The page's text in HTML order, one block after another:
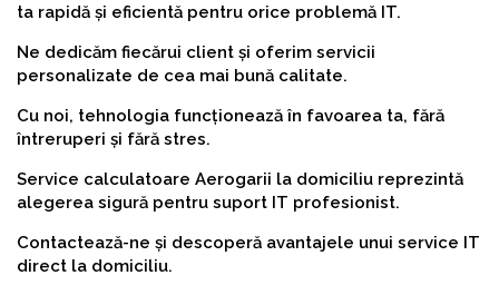
ta rapidă și eficientă pentru orice problemă IT.
Ne dedicăm fiecărui client și oferim servicii
personalizate de cea mai bună calitate.
Cu noi, tehnologia funcționează în favoarea ta, fără
întreruperi și fără stres.
Service calculatoare Aerogarii la domiciliu reprezintă
alegerea sigură pentru suport IT profesionist.
Contactează-ne și descoperă avantajele unui service IT
direct la domiciliu.